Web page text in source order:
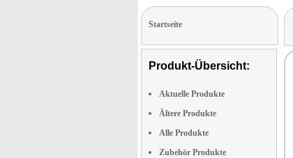
Startseite
Produkt-Übersicht:
Aktuelle Produkte
Ältere Produkte
Alle Produkte
Zubehör Produkte